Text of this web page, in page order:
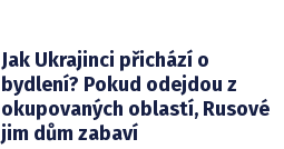
Jak Ukrajinci přichází o
bydlení? Pokud odejdou z
okupovaných oblastí, Rusové
jim dům zabaví